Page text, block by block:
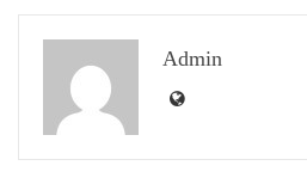
Admin